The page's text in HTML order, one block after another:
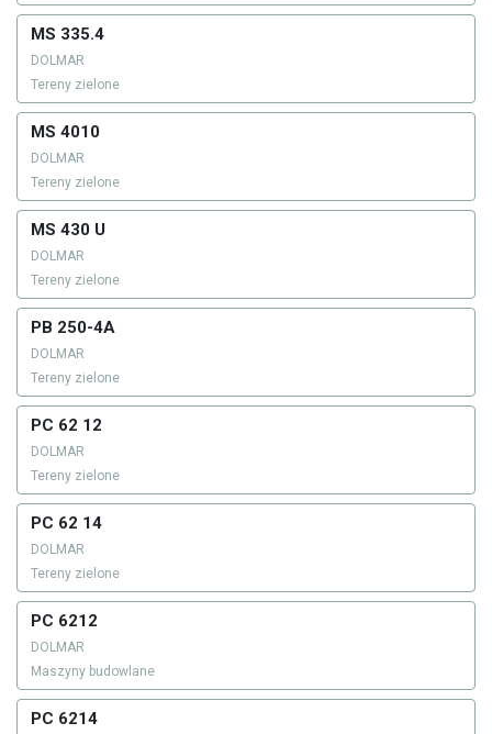
MS 335.4
DOLMAR
Tereny zielone
MS 4010
DOLMAR
Tereny zielone
MS 430 U
DOLMAR
Tereny zielone
PB 250-4A
DOLMAR
Tereny zielone
PC 62 12
DOLMAR
Tereny zielone
PC 62 14
DOLMAR
Tereny zielone
PC 6212
DOLMAR
Maszyny budowlane
PC 6214